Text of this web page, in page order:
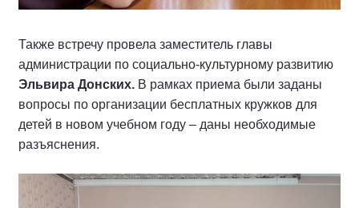
Также встречу провела заместитель главы
администрации по социально-культурному развитию
Эльвира Донских. В рамках приема были заданы
вопросы по организации бесплатных кружков для
детей в новом учебном году – даны необходимые
разъяснения.